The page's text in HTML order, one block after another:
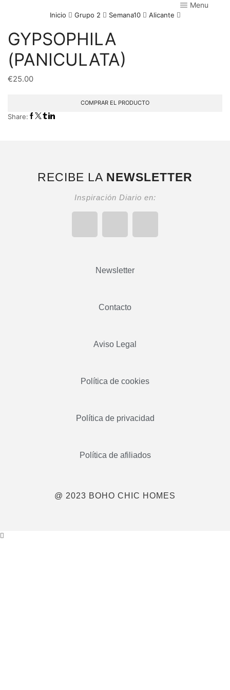
Menu
Inicio Grupo 2 Semana10 Alicante
GYPSOPHILA
(PANICULATA)
€25.00
COMPRAR EL PRODUCTO
Share:
RECIBE LA NEWSLETTER
Inspiración Diario en:
Newsletter
Contacto
Aviso Legal
Política de cookies
Política de privacidad
Política de afiliados
@ 2023 BOHO CHIC HOMES